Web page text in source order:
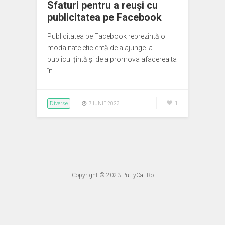
Sfaturi pentru a reuși cu
publicitatea pe Facebook
Publicitatea pe Facebook reprezintă o
modalitate eficientă de a ajunge la
publicul țintă și de a promova afacerea ta
în…
Diverse 7 IUNIE 2023 1
Copyright © 2023 PuttyCat.Ro